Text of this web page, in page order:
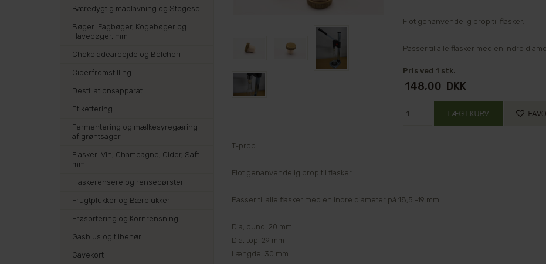
Flot genanvendelig prop til flasker.
Passer til alle flasker med en indre
Pris ved 1 stk.
148,00 DKK
T-prop
Flot genanvendelig prop til flasker.
Passer til alle flasker med en indre diameter på 18,5 -19 mm
Dia, bund: 20 mm
Dia, top: 29 mm
Længde: 30 mm
Bæredygtig madlavning og Stegeso
Bøger: Fagbøger, Kogebøger og
Havebøger, mm
Chokoladearbejde og Bolcheri
Ciderfremstilling
Destillationsapparat
Etikettering
Fermentering og mælkesyregæring
af grøntsager
Flasker: Vin, Champagne, Cider, Saft
mm.
Flaskerensere og rensebørster
Frugtplukker og Bærplukker
Frøsortering og Kornrensning
Gasblus og tilbehør
Gavekort